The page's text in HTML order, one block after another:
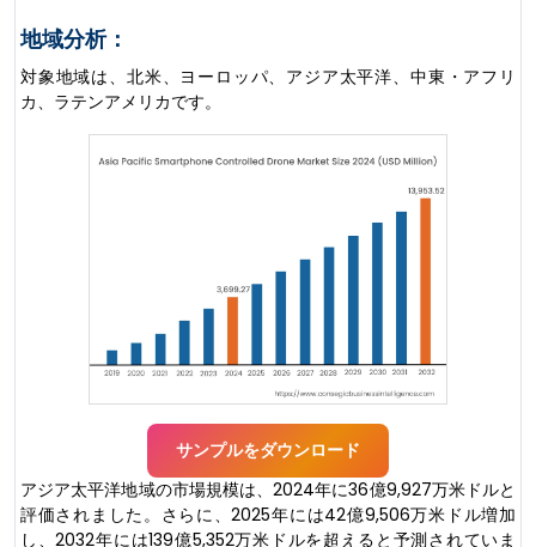
地域分析：
対象地域は、北米、ヨーロッパ、アジア太平洋、中東・アフリ
カ、ラテンアメリカです。
サンプルをダウンロード
アジア太平洋地域の市場規模は、2024年に36億9,927万米ドルと
評価されました。さらに、2025年には42億9,506万米ドル増加
し、2032年には139億5,352万米ドルを超えると予測されていま